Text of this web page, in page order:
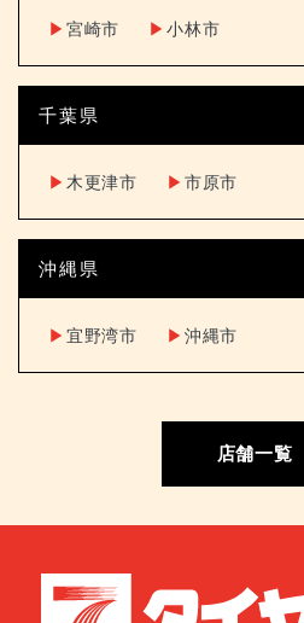
▶︎ 宮崎市 ▶︎小林市
千葉県
▶︎ 木更津市 ▶︎ 市原市
沖縄県
▶︎ 宜野湾市 ▶︎ 沖縄市
店舗一覧